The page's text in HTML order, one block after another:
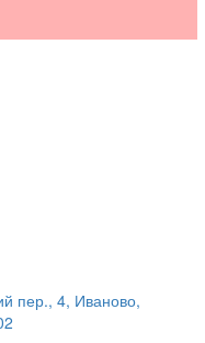
пер., 4, Иваново,